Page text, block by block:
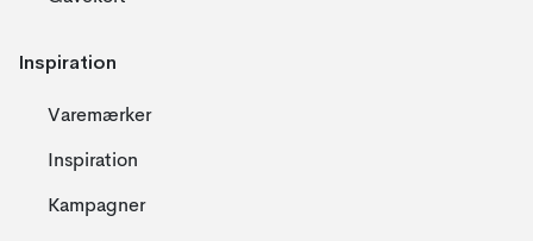
Inspiration
Varemærker
Inspiration
Kampagner